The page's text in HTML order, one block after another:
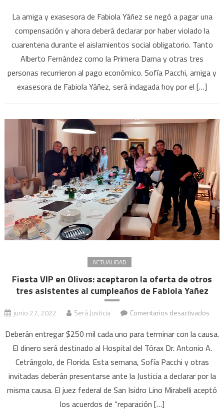
VIP
en
La amiga y exasesora de Fabiola Yáñez se negó a pagar una
compensación y ahora deberá declarar por haber violado la
cuarentena durante el aislamientos social obligatorio. Tanto
Alberto Fernández como la Primera Dama y otras tres
personas recurrieron al pago económico. Sofía Pacchi, amiga y
exasesora de Fabiola Yáñez, será indagada hoy por el […]
ACTUALIDAD
Fiesta VIP en Olivos: aceptaron la oferta de otros
tres asistentes al cumpleaños de Fabiola Yañez
junio 27, 2022 Será Justicia Comentarios desactivados
VIP
en
la
Deberán entregar $250 mil cada uno para terminar con la causa.
El dinero será destinado al Hospital del Tórax Dr. Antonio A.
Cetrángolo, de Florida. Esta semana, Sofía Pacchi y otras
invitadas deberán presentarse ante la Justicia a declarar por la
misma causa. El juez federal de San Isidro Lino Mirabelli aceptó
los acuerdos de “reparación […]